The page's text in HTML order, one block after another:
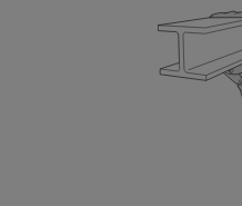
Sie ihn
Wir geben
verbundenen
noch andere
beschrieben